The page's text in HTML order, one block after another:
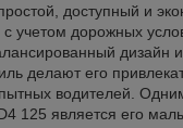
доступный и
учетом дорожных
дизайн и
делают его
водителей.
125 является его